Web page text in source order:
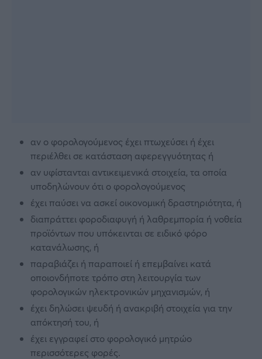
αν ο φορολογούμενος έχει πτωχεύσει ή έχει
περιέλθει σε κατάσταση αφερεγγυότητας ή
αν υφίστανται αντικειμενικά στοιχεία, τα οποία
υποδηλώνουν ότι ο φορολογούμενος
έχει παύσει να ασκεί οικονομική δραστηριότητα, ή
διαπράττει φοροδιαφυγή ή λαθρεμπορία ή νοθεία
προϊόντων που υπόκεινται σε ειδικό φόρο
κατανάλωσης, ή
παραβιάζει ή παραποιεί ή επεμβαίνει κατά
οποιονδήποτε τρόπο στη λειτουργία των
φορολογικών ηλεκτρονικών μηχανισμών, ή
έχει δηλώσει ψευδή ή ανακριβή στοιχεία για την
απόκτησή του, ή
έχει εγγραφεί στο φορολογικό μητρώο
περισσότερες φορές.